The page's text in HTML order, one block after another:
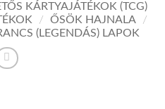
KÁRTYAJÁTÉKOK (TCG)
/ ŐSÖK HAJNALA
/
(LEGENDÁS) LAPOK